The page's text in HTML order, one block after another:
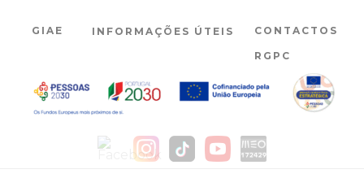
GIAE INFORMAÇÕES ÚTEIS CONTACTOS
RGPC